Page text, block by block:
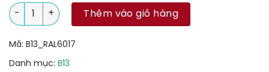
Sơn sàn kháng hóa chất RAL RAFLOOR ANTI-CHEM 6017 số
Thêm vào giỏ hàng
Mã: B13_RAL6017
Danh mục: B13